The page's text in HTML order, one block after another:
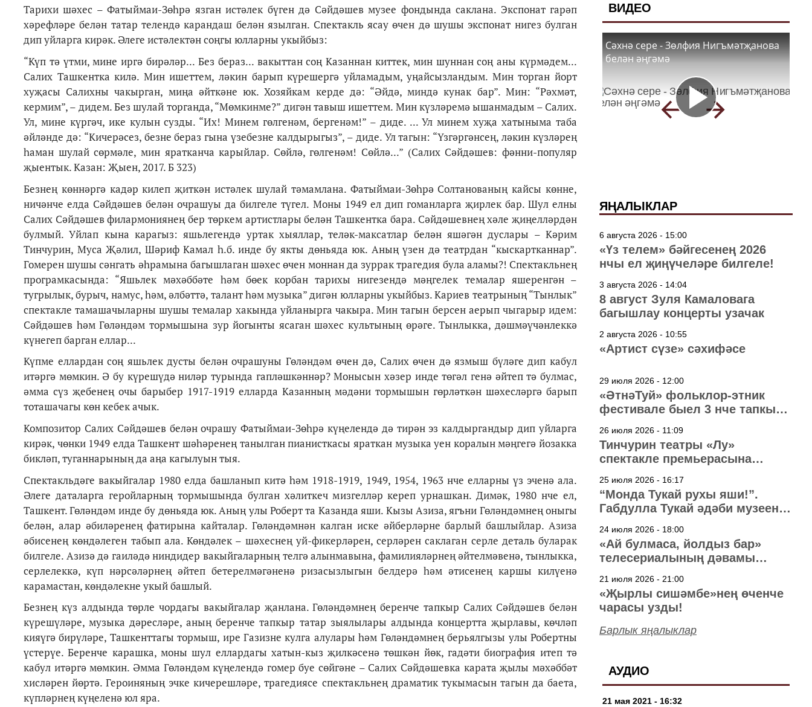
Тарихи шәхес – Фатыймаи-Зөһрә язган истәлек бүген дә Сәйдәшев музее фондында саклана. Экспонат гарәп
хәрефләре белән татар телендә карандаш белән язылган. Спектакль ясау өчен дә шушы экспонат нигез булган
дип уйларга кирәк. Әлеге истәлектән соңгы юлларны укыйбыз:
“Күп тә үтми, мине иргә бирәләр... Без бераз... вакыттан соң Казаннан киттек, мин шуннан соң аны күрмәдем...
Салих Ташкентка килә. Мин ишеттем, ләкин барып күрешергә уйламадым, уңайсызландым. Мин торган йорт
хуҗасы Салихны чакырган, миңа әйткәне юк. Хозяйкам керде дә: “Әйдә, миндә кунак бар”. Мин: “Рәхмәт,
кермим”, – дидем. Без шулай торганда, “Мөмкинме?” дигән тавыш ишеттем. Мин күзләремә ышанмадым – Салих.
Ул, мине күргәч, ике кулын сузды. “Их! Минем гөлгенәм, бергенәм!” – диде. ... Ул минем хуҗа хатыныма таба
әйләнде дә: “Кичерәсез, безне бераз гына үзебезне калдырыгыз”, – диде. Ул тагын: “Үзгәргәнсең, ләкин күзләрең
һаман шулай сөрмәле, мин яратканча карыйлар. Сөйлә, гөлгенәм! Сөйлә...” (Салих Сәйдәшев: фәнни-популяр
җыентык. Казан: Җыен, 2017. Б 323)
Безнең көннәргә кадәр килеп җиткән истәлек шулай тәмамлана. Фатыймаи-Зөһрә Солтанованың кайсы көнне,
ничәнче елда Сәйдәшев белән очрашуы да билгеле түгел. Моны 1949 ел дип гоманларга җирлек бар. Шул елны
Салих Сәйдәшев филармониянең бер төркем артистлары белән Ташкентка бара. Сәйдәшевнең хәле җиңелләрдән
булмый. Уйлап кына карагыз: яшьлегендә уртак хыяллар, теләк-максатлар белән яшәгән дуслары – Кәрим
Тинчурин, Муса Җәлил, Шәриф Камал һ.б. инде бу якты дөньяда юк. Аның үзен дә театрдан “кыскартканнар”.
Гомерен шушы сәнгать әһрамына багышлаган шәхес өчен моннан да зуррак трагедия була аламы?! Спектакльнең
програмкасында: “Яшьлек мәхәббәте һәм бөек корбан тарихы нигезендә мәңгелек темалар яшеренгән –
тугрылык, бурыч, намус, һәм, әлбәттә, талант һәм музыка” дигән юлларны укыйбыз. Кариев театрының “Тынлык”
спектакле тамашачыларны шушы темалар хакында уйланырга чакыра. Мин тагын берсен аерып чыгарыр идем:
Сәйдәшев һәм Гөләндәм тормышына зур йогынты ясаган шәхес культының өрәге. Тынлыкка, дәшмәүчәнлеккә
күнегеп барган еллар...
Күпме еллардан соң яшьлек дусты белән очрашуны Гөләндәм өчен дә, Салих өчен дә язмыш бүләге дип кабул
итәргә мөмкин. Ә бу күрешүдә ниләр турында гапләшкәннәр? Монысын хәзер инде төгәл генә әйтеп тә булмас,
әмма сүз җебенең очы барыбер 1917-1919 елларда Казанның мәдәни тормышын гөрләткән шәхесләргә барып
тоташачагы көн кебек ачык.
Композитор Салих Сәйдәшев белән очрашу Фатыймаи-Зөһрә күңелендә дә тирән эз калдыргандыр дип уйларга
кирәк, чөнки 1949 елда Ташкент шәһәренең танылган пианисткасы яраткан музыка уен коралын мәңгегә йозакка
бикләп, туганнарының да аңа кагылуын тыя.
Спектакльдәге вакыйгалар 1980 елда башланып китә һәм 1918-1919, 1949, 1954, 1963 нче елларны үз эченә ала.
Әлеге даталарга геройларның тормышында булган хәлиткеч мизгелләр кереп урнашкан. Димәк, 1980 нче ел,
Ташкент. Гөләндәм инде бу дөньяда юк. Аның улы Роберт та Казанда яши. Кызы Азиза, ягъни Гөләндәмнең оныгы
белән, алар әбиләренең фатирына кайталар. Гөләндәмнән калган иске әйберләрне барлый башлыйлар. Азиза
әбисенең көндәлеген табып ала. Көндәлек – шәхеснең уй-фикерләрен, серләрен саклаган серле деталь буларак
билгеле. Азизә дә гаиләдә ниндидер вакыйгаларның телгә алынмавына, фамилияләрнең әйтелмәвенә, тынлыкка,
серлелеккә, күп нәрсәләрнең әйтеп бетерелмәгәненә ризасызлыгын белдерә һәм әтисенең каршы килүенә
карамастан, көндәлекне укый башлый.
Безнең күз алдында төрле чордагы вакыйгалар җанлана. Гөләндәмнең беренче тапкыр Салих Сәйдәшев белән
күрешүләре, музыка дәресләре, аның беренче тапкыр татар зыялылары алдында концертта җырлавы, көчләп
кияүгә бирүләре, Ташкенттагы тормыш, ире Газизне кулга алулары һәм Гөләндәмнең берьялгызы улы Робертны
үстерүе. Беренче карашка, моны шул еллардагы хатын-кыз җилкәсенә төшкән йөк, гадәти биография итеп тә
кабул итәргә мөмкин. Әмма Гөләндәм күңелендә гомер буе сөйгәне – Салих Сәйдәшевка карата җылы мәхәббәт
хисләрен йөртә. Героиняның эчке кичерешләре, трагедиясе спектакльнең драматик тукымасын тагын да баета,
күпләрнең күңеленә юл яра.
ВИДЕО
Сәхнә сере - Зөлфия Нигъмәтҗанова
белән әңгәмә
ЯҢАЛЫКЛАР
6 августа 2026 - 15:00
«Үз телем» бәйгесенең 2026
нчы ел җиңүчеләре билгеле!
3 августа 2026 - 14:04
8 август Зуля Камаловага
багышлау концерты узачак
2 августа 2026 - 10:55
«Артист сүзе» сәхифәсе
29 июля 2026 - 12:00
«ӘтнәТуй» фольклор-этник
фестивале быел 3 нче тапкыр
26 июля 2026 - 11:09
Тинчурин театры «Лу»
спектакле премьерасына
25 июля 2026 - 16:17
“Монда Тукай рухы яши!”.
Габдулла Тукай әдәби музеена
24 июля 2026 - 18:00
«Ай булмаса, йолдыз бар»
телесериалының дәвамы
21 июля 2026 - 21:00
«Җырлы сишәмбе»нең өченче
чарасы узды!
Барлык яңалыклар
АУДИО
21 мая 2021 - 16:32